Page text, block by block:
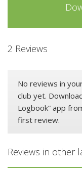
2 Reviews
No reviews in
club yet.
Logbook” app
first review.
Reviews in other